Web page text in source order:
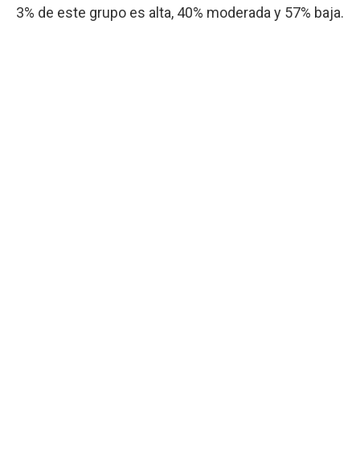
3% de este grupo es alta, 40% moderada y 57% baja.